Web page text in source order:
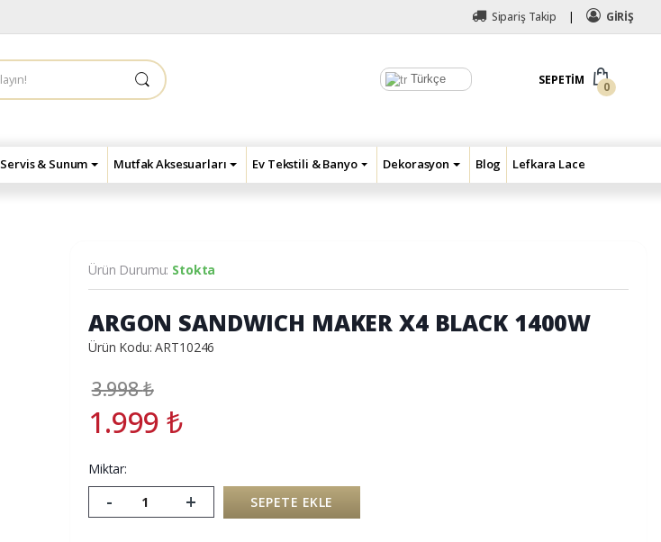
Sipariş Takip GİRİŞ
Türkçe SEPETIM
0
Servis & Sunum Mutfak Aksesuarları Ev Tekstili & Banyo Dekorasyon Blog Lefkara Lace
Ürün Durumu: Stokta
ARGON SANDWICH MAKER X4 BLACK 1400W
Ürün Kodu: ART10246
3.998₺
1.999₺
Miktar:
- + SEPETE EKLE